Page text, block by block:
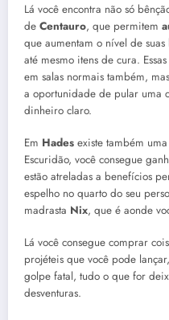
Lá você encontra não só
de Centauro, que permitem
que aumentam o nível de
até mesmo itens de cura.
em salas normais também,
a oportunidade de pular uma
dinheiro claro.
Em Hades existe também
Escuridão, você consegue
estão atreladas a benefícios
espelho no quarto do seu
madrasta Nix, que é aonde
Lá você consegue comprar
projéteis que você pode
golpe fatal, tudo o que for
desventuras.